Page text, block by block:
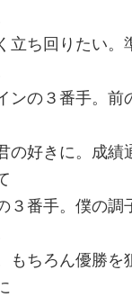
立ち回りたい。
ンの３番手。前
の好きに。成績
３番手。僕の調
もちろん優勝を